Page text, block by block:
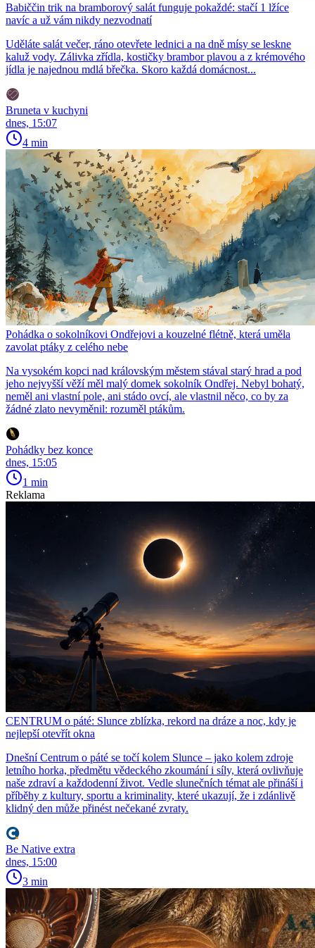
Babiččin trik na bramborový salát funguje pokaždé: stačí 1 lžíce
navíc a už vám nikdy nezvodnatí
Uděláte salát večer, ráno otevřete lednici a na dně mísy se leskne
kaluž vody. Zálivka zřídla, kostičky brambor plavou a z krémového
jídla je najednou mdlá břečka. Skoro každá domácnost...
Bruneta v kuchyni
dnes, 15:07
4 min
Pohádka o sokolníkovi Ondřejovi a kouzelné flétně, která uměla
zavolat ptáky z celého nebe
Na vysokém kopci nad královským městem stával starý hrad a pod
jeho nejvyšší věží měl malý domek sokolník Ondřej. Nebyl bohatý,
neměl ani vlastní pole, ani stádo ovcí, ale vlastnil něco, co by za
žádné zlato nevyměnil: rozuměl ptákům.
Pohádky bez konce
dnes, 15:05
1 min
Reklama
CENTRUM o páté: Slunce zblízka, rekord na dráze a noc, kdy je
nejlepší otevřít okna
Dnešní Centrum o páté se točí kolem Slunce – jako kolem zdroje
letního horka, předmětu vědeckého zkoumání i síly, která ovlivňuje
naše zdraví a každodenní život. Vedle slunečních témat ale přináší i
příběhy z kultury, sportu a kriminality, které ukazují, že i zdánlivě
klidný den může přinést nečekané zvraty.
Be Native extra
dnes, 15:00
3 min